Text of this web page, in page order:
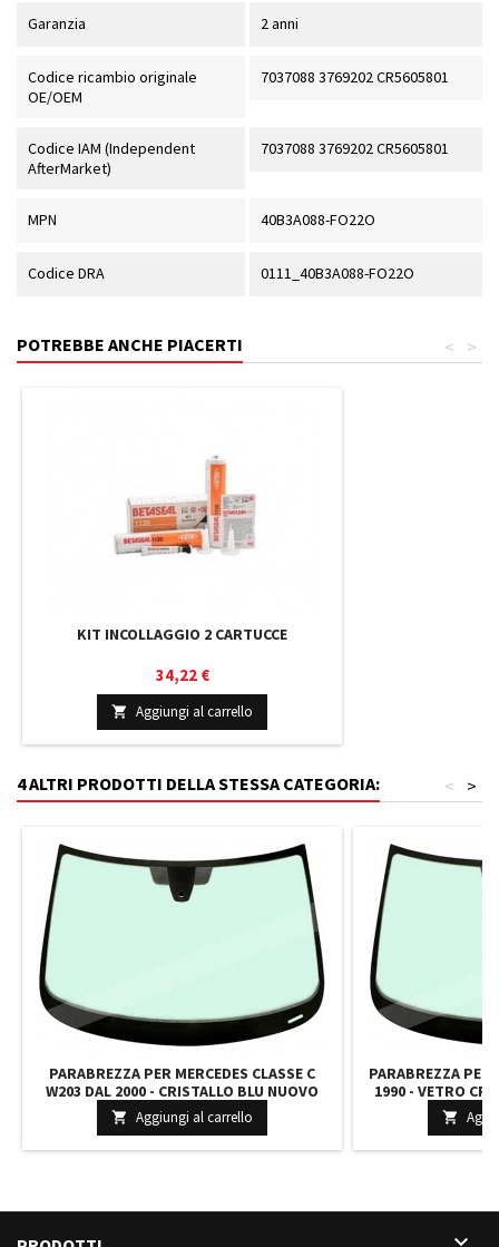
Garanzia 2 anni
Codice ricambio originale
OE/OEM
7037088 3769202 CR5605801
Codice IAM (Independent
AfterMarket)
7037088 3769202 CR5605801
MPN 40B3A088-FO22O
Codice DRA 0111_40B3A088-FO22O
POTREBBE ANCHE PIACERTI >
<
KIT INCOLLAGGIO 2 CARTUCCE
Prezzo
34,22 €
 Aggiungi al carrello
4 ALTRI PRODOTTI DELLA STESSA CATEGORIA: >
<
PARABREZZA PER MERCEDES CLASSE C
W203 DAL 2000 - CRISTALLO BLU NUOVO
RICAMBIO SOLAR SENSORE LUCI E PIOGGIA
5351ABSMVW 2036705101
 Aggiungi al carrello
PARABREZZA PER
1990 - VETRO
DIMENSIONI
